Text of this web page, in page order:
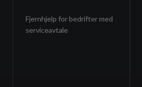
Fjernhjelp for bedrifter med
serviceavtale